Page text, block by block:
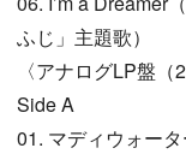
ふじ」主題歌）
〈アナログLP盤
Side A
01. マディウォー